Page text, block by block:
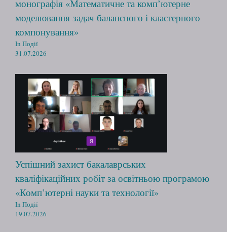
монографія «Математичне та комп’ютерне
моделювання задач балансного і кластерного
компонування»
In Події
31.07.2026
Успішний захист бакалаврських
кваліфікаційних робіт за освітньою програмою
«Комп’ютерні науки та технології»
In Події
19.07.2026